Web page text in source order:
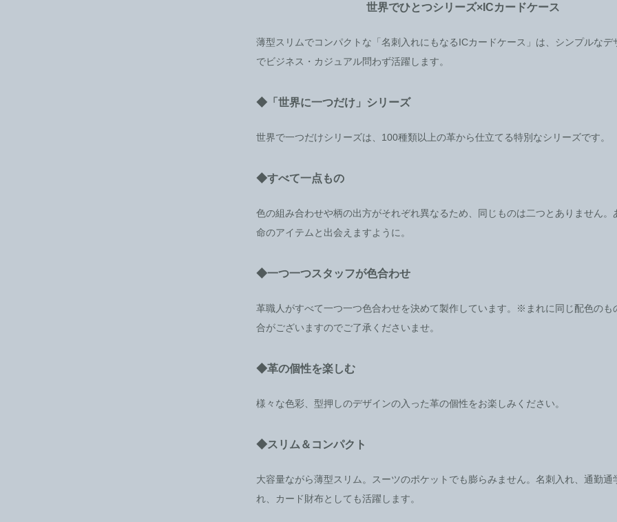
世界でひとつシリーズ×ICカードケース
薄型スリムでコンパクトな「名刺入れにもなるICカードケース」は、シンプルなデ
でビジネス・カジュアル問わず活躍します。
◆「世界に一つだけ」シリーズ
世界で一つだけシリーズは、100種類以上の革から仕立てる特別なシリーズです。
◆すべて一点もの
色の組み合わせや柄の出方がそれぞれ異なるため、同じものは二つとありません。
命のアイテムと出会えますように。
◆一つ一つスタッフが色合わせ
革職人がすべて一つ一つ色合わせを決めて製作しています。※まれに同じ配色のも
合がございますのでご了承くださいませ。
◆革の個性を楽しむ
様々な色彩、型押しのデザインの入った革の個性をお楽しみください。
◆スリム＆コンパクト
大容量ながら薄型スリム。スーツのポケットでも膨らみません。名刺入れ、通勤通
れ、カード財布としても活躍します。